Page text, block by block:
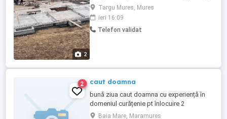
2
vopsitorii interioare, gletuire și finisaje,
montaj plasă din fibră de sticlă, șlefuire și
amorsare, îndepărtare mucegai și tratare
pereți, reparații pereți și tavane, montaj
Targu Mures, Mures
ieri 16:09
Telefon validat
2 caut doamna
bună ziua caut doamna cu experiență în
domeniul curățenie pt înlocuire 2
săptămâni mai multe detalii la telefon
Baia Mare, Maramures